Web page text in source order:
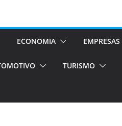
únicas e
volta!ECONOMIA EMPRESAS
TURISMO